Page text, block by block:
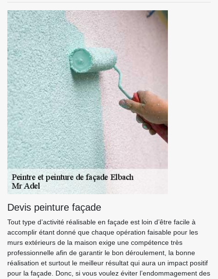
Devis peinture façade
Tout type d’activité réalisable en façade est loin d’être facile à
accomplir étant donné que chaque opération faisable pour les
murs extérieurs de la maison exige une compétence très
professionnelle afin de garantir le bon déroulement, la bonne
réalisation et surtout le meilleur résultat qui aura un impact positif
pour la façade. Donc, si vous voulez éviter l’endommagement des